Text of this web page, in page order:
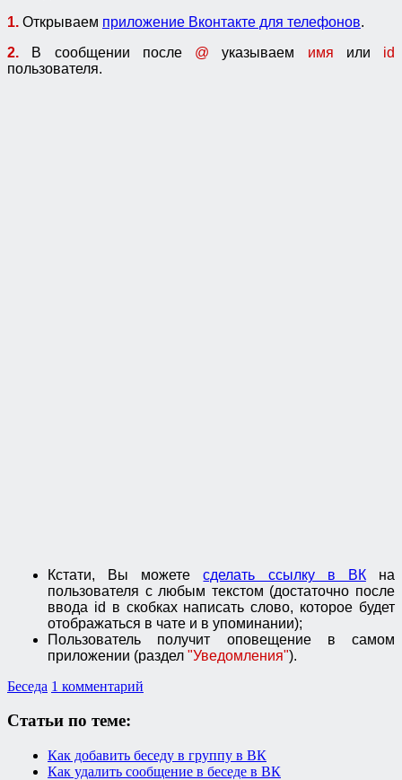
1. Открываем приложение Вконтакте для телефонов.
2. В сообщении после @ указываем имя или id
пользователя.
Кстати, Вы можетесделать ссылку в ВКна
пользователя с любым текстом (достаточно после
ввода id в скобках написать слово, которое будет
отображаться в чате и в упоминании);
Пользователь получит оповещение в самом
приложении (раздел "Уведомления").
Беседа 1 комментарий
Статьи по теме:
Как добавить беседу в группу в ВК
Как удалить сообщение в беседе в ВК